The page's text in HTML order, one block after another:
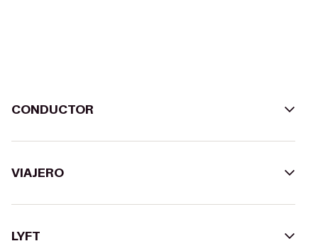
CONDUCTOR
VIAJERO
LYFT